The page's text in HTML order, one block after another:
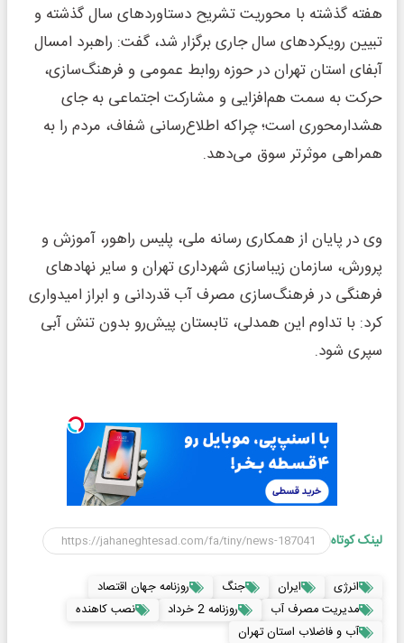
هفته گذشته با محوریت تشریح دستاوردهای سال گذشته و
تبیین رویکردهای سال جاری برگزار شد، گفت: راهبرد امسال
آبفای استان تهران در حوزه روابط عمومی و فرهنگ‌سازی،
حرکت به سمت هم‌افزایی و مشارکت اجتماعی به جای
هشدارمحوری است؛ چراکه اطلاع‌رسانی شفاف، مردم را به
همراهی موثرتر سوق می‌دهد.
وی در پایان از همکاری رسانه ملی، پلیس راهور، آموزش و
پرورش، سازمان زیباسازی شهرداری تهران و سایر نهادهای
فرهنگی در فرهنگ‌سازی مصرف آب قدردانی و ابراز امیدواری
کرد: با تداوم این همدلی، تابستان پیش‌رو بدون تنش آبی
سپری شود.
لینک کوتاه
انرژی ایران جنگ
روزنامه جهان اقتصاد
مدیریت مصرف آب
روزنامه 2 خرداد
نصب کاهنده
آب و فاضلاب استان تهران